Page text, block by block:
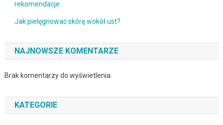
rekomendacje
Jak pielęgnować skórę wokół ust?
NAJNOWSZE KOMENTARZE
Brak komentarzy do wyświetlenia.
KATEGORIE